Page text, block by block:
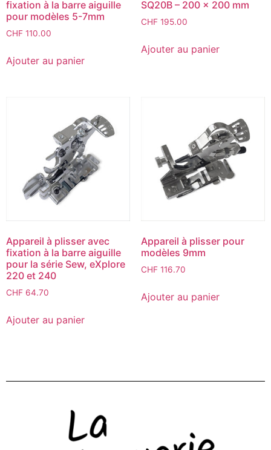
fixation à la barre aiguille
pour modèles 5-7mm
CHF 110.00
Ajouter au panier
SQ20B – 200 x 200 mm
CHF195.00
Ajouter au panier
Appareil à plisser avec
fixation à la barre aiguille
pour la série Sew, eXplore
220 et 240
CHF 64.70
Ajouter au panier
Appareil à plisser pour
modèles 9mm
CHF116.70
Ajouter au panier